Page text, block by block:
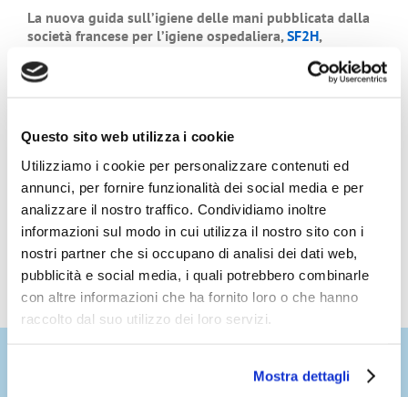
Questo sito web utilizza i cookie
Utilizziamo i cookie per personalizzare contenuti ed
annunci, per fornire funzionalità dei social media e per
analizzare il nostro traffico. Condividiamo inoltre
informazioni sul modo in cui utilizza il nostro sito con i
nostri partner che si occupano di analisi dei dati web,
pubblicità e social media, i quali potrebbero combinarle
con altre informazioni che ha fornito loro o che hanno
raccolto dal suo utilizzo dei loro servizi.
Mostra dettagli
La nuova guida sull’igiene delle mani pubblicata dalla
società francese per l’igiene ospedaliera,SF2H,
l’asciugatura delle mani nei bagni degli ospedali e
e ridurre al minimo la diffusione di microrganismi in
seguito all’utilizzo del bagno.
Leggi i dettagli e trova il link alla guida in questa
pagina: https://europeantissue.com/it/guida-sf2h-
italiano/